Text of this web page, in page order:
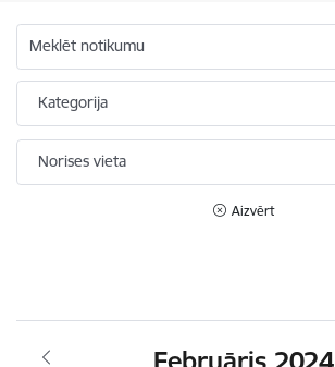
Meklēt notikumu
Kategorija
Norises vieta
Aizvērt
Februāris 2024